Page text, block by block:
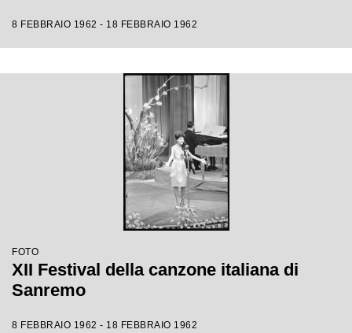
8 FEBBRAIO 1962 - 18 FEBBRAIO 1962
FOTO
XII Festival della canzone italiana di
Sanremo
8 FEBBRAIO 1962 - 18 FEBBRAIO 1962